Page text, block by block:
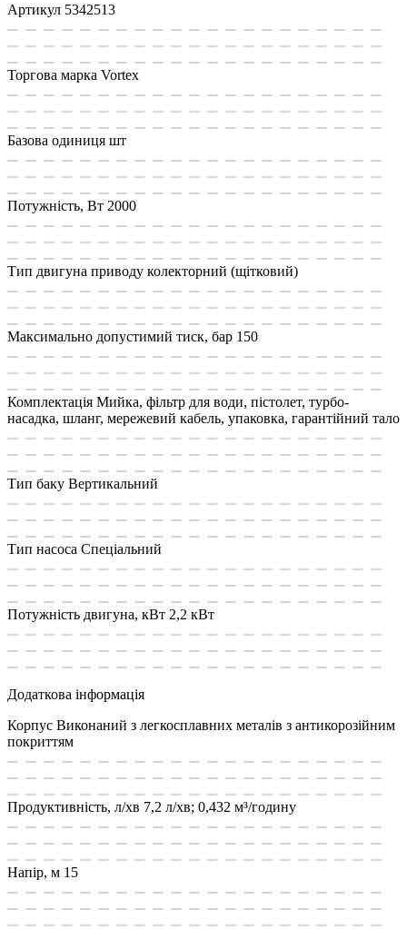
Артикул 5342513
Торгова марка Vortex
Базова одиниця шт
Потужність, Вт 2000
Тип двигуна приводу колекторний (щітковий)
Максимально допустимий тиск, бар 150
Комплектація Мийка, фільтр для води, пістолет, турбо-
насадка, шланг, мережевий кабель, упаковка, гарантійний тало
Тип баку Вертикальний
Тип насоса Спеціальний
Потужність двигуна, кВт 2,2 кВт
Додаткова інформація
Корпус Виконаний з легкосплавних металів з антикорозійним
покриттям
Продуктивність, л/хв 7,2 л/хв; 0,432 м³/годину
Напір, м 15